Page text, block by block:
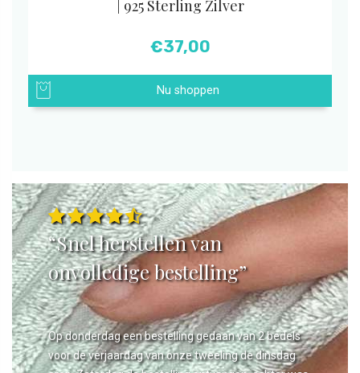
| 925 Sterling Zilver
€37,00
Nu shoppen
“Snel herstellen van
onvolledige bestelling”
Op donderdag een bestelling gedaan van 2 bedels
voor de verjaardag van onze tweeling de dinsdag